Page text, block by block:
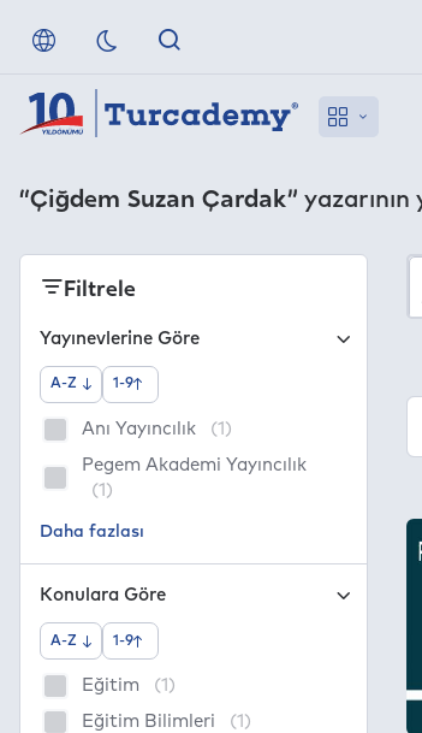
“Çiğdem Suzan Çardak” yazarının
Filtrele
Yayınevlerine Göre
A-Z 1-9
Anı Yayıncılık
(1)
Pegem Akademi Yayıncılık
(1)
Konulara Göre
A-Z 1-9
Eğitim
(1)
Eğitim Bilimleri
(1)